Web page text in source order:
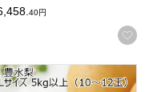
りに登録する
40円
以上(14〜16玉)【CB
金沢産 豊水梨 4L〜5L